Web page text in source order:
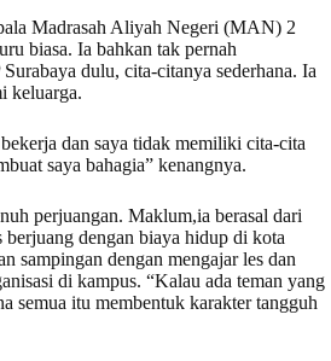
Madrasah Aliyah Negeri (MAN) 2
biasa. Ia bahkan tak pernah
dulu, cita-citanya sederhana. Ia
keluarga.
dan saya tidak memiliki cita-cita
saya bahagia” kenangnya.
perjuangan. Maklum,ia berasal dari
berjuang dengan biaya hidup di kota
sampingan dengan mengajar les dan
di kampus. “Kalau ada teman yang
semua itu membentuk karakter tangguh